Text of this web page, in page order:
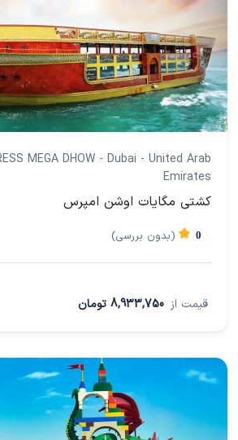
MEGA DHOW - Dubai - United Arab
Emirates
کشتی مگایات اوشن امپرس
0 (بدون بررسی)
قیمت از 8,933,750 تومان